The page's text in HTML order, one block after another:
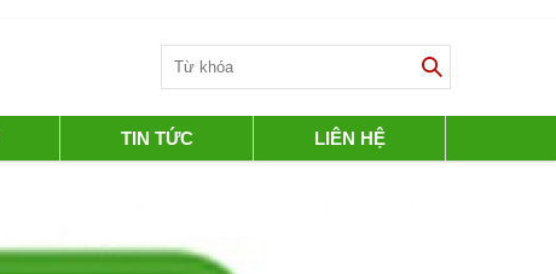
TIN TỨC LIÊN HỆ